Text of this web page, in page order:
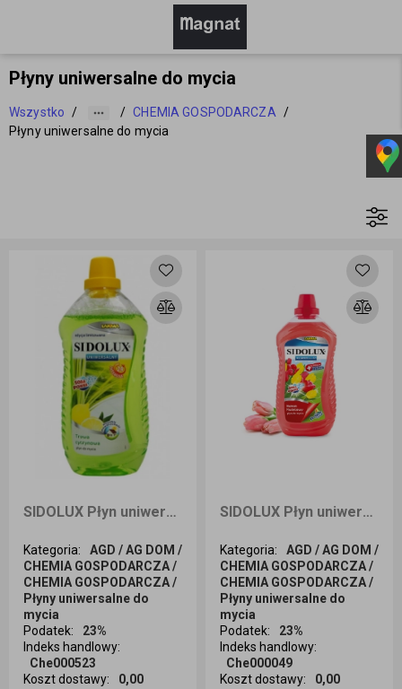
Płyny uniwersalne do mycia
Wszystko / / CHEMIA GOSPODARCZA /
Płyny uniwersalne do mycia
SIDOLUX Płyn uniwersalny trawa cytrynowa 1L
Kategoria:
AGD / AG DOM /
CHEMIA GOSPODARCZA /
CHEMIA GOSPODARCZA /
Płyny uniwersalne do
mycia
Podatek:
23%
Indeks handlowy:
Che000523
Koszt dostawy: 0,00
Ilość sztuk
SIDOLUX Płyn uniwersalny bukiet kwiatowy
Kategoria:
AGD / AG DOM /
CHEMIA GOSPODARCZA /
CHEMIA GOSPODARCZA /
Płyny uniwersalne do
mycia
Podatek:
23%
Indeks handlowy:
Che000049
Koszt dostawy: 0,00
Ilość sztuk